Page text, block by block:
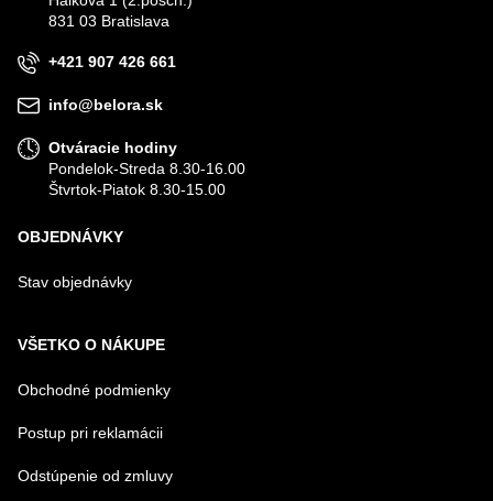
831 03 Bratislava
+421 907 426 661
info@belora.sk
Otváracie hodiny
Pondelok-Streda 8.30-16.00
Štvrtok-Piatok 8.30-15.00
OBJEDNÁVKY
Stav objednávky
VŠETKO O NÁKUPE
Obchodné podmienky
Postup pri reklamácii
Odstúpenie od zmluvy